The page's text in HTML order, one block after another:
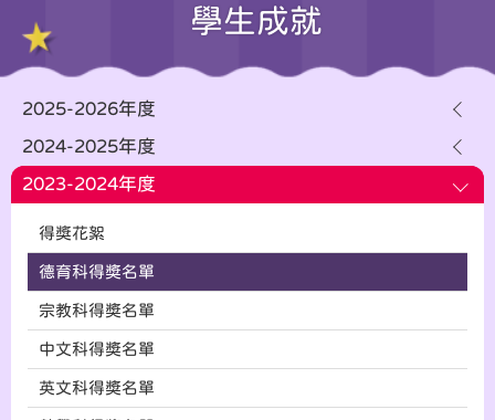
學生成就
2025-2026年度
2024-2025年度
2023-2024年度
得獎花絮
德育科得奬名單
宗教科得奬名單
中文科得奬名單
英文科得奬名單